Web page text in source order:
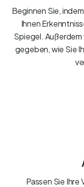
Beginnen Sie,
Ihnen
Spiegel.
gegeben, wie Sie
Passen Sie